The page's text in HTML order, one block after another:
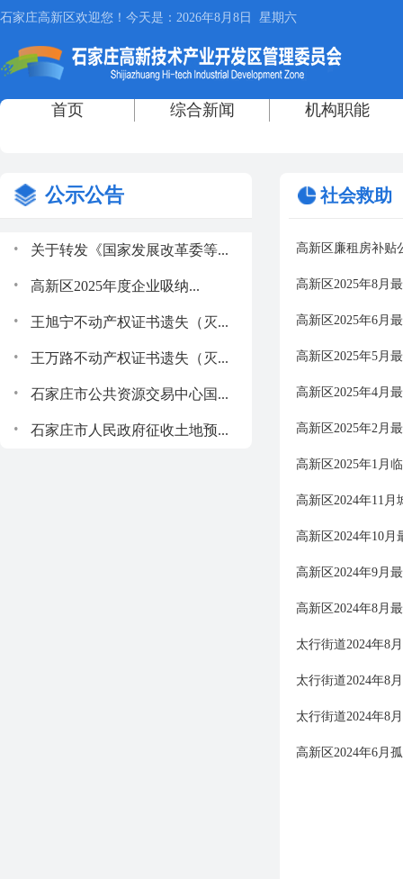
公示公告
. 关于转发《国家发展改革委等...
. 高新区2025年度企业吸纳...
. 王旭宁不动产权证书遗失（灭...
. 王万路不动产权证书遗失（灭...
. 石家庄市公共资源交易中心国...
. 石家庄市人民政府征收土地预...
社会救助
高新区廉租房补贴
高新区2025年8月
高新区2025年6月
高新区2025年5月
高新区2025年4月
高新区2025年2月
高新区2025年1月
高新区2024年11
高新区2024年10
高新区2024年9月
高新区2024年8月
太行街道2024年8
太行街道2024年8
太行街道2024年8
高新区2024年6月